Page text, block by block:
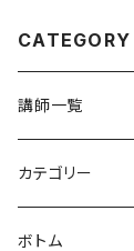
CATEGORY
講師一覧
井手史竜
高橋謙人
カテゴリー
セミナー
ボトム